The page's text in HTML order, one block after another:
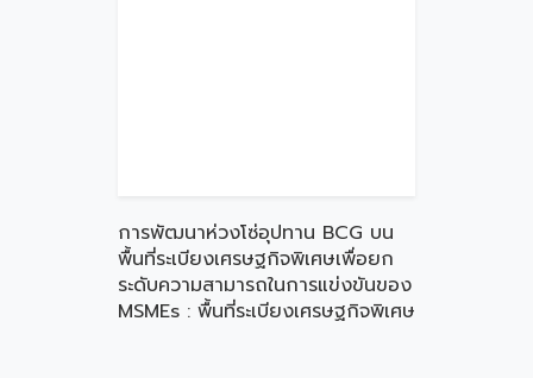
การพัฒนาห่วงโซ่อุปทาน BCG บน
พื้นที่ระเบียงเศรษฐกิจพิเศษเพื่อยก
ระดับความสามารถในการแข่งขันของ
MSMEs : พื้นที่ระเบียงเศรษฐกิจพิเศษ